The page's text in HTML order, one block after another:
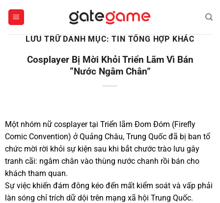
LƯU TRỮ DANH MỤC:TIN TỔNG HỢP KHÁC
Cosplayer Bị Mời Khỏi Triển Lãm Vì Bán
“Nước Ngâm Chân”
Một nhóm nữ cosplayer tại Triển lãm Đom Đóm (Firefly
Comic Convention) ở Quảng Châu, Trung Quốc đã bị ban tổ
chức mời rời khỏi sự kiện sau khi bắt chước trào lưu gây
tranh cãi: ngâm chân vào thùng nước chanh rồi bán cho
khách tham quan.
Sự việc khiến đám đông kéo đến mất kiểm soát và vấp phải
làn sóng chỉ trích dữ dội trên mạng xã hội Trung Quốc.